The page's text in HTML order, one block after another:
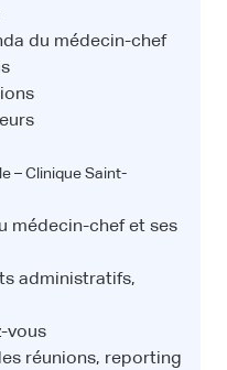
du médecin-chef
– Clinique Saint-
médecin-chef et ses
administratifs,
vous
réunions, reporting